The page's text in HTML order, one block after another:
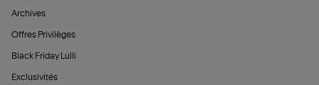
Archives
Offres Privilèges
Black Friday Lulli
Exclusivités